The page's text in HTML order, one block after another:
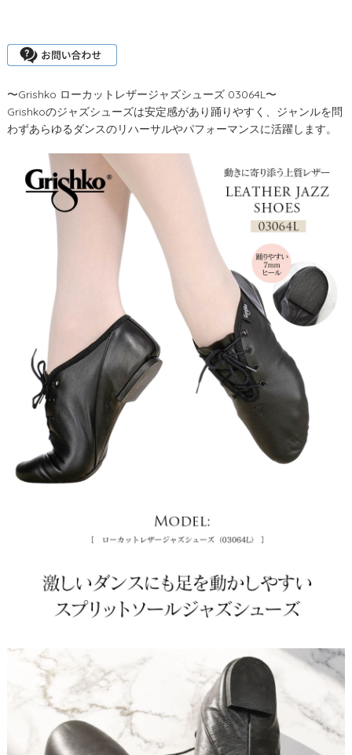
〜Grishko ローカットレザージャズシューズ 03064L〜
Grishkoのジャズシューズは安定感があり踊りやすく、ジャンルを問
わずあらゆるダンスのリハーサルやパフォーマンスに活躍します。